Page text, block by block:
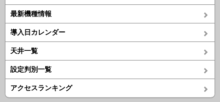
最新機種情報
導入日カレンダー
天井一覧
設定判別一覧
アクセスランキング